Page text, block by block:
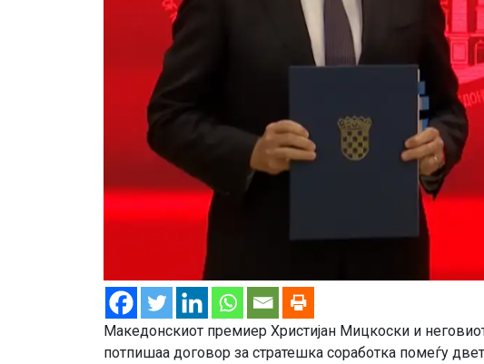
Македонскиот премиер Христијан Мицкоски и
потпишаа договор за стратешка соработка помеѓу